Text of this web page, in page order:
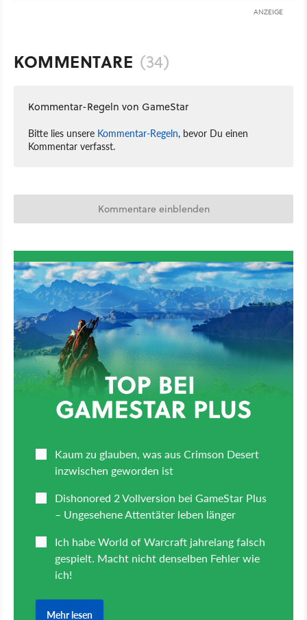
ANZEIGE
KOMMENTARE (34)
Kommentar-Regeln von GameStar
Bitte lies unsere Kommentar-Regeln, bevor Du einen
Kommentar verfasst.
Kommentare einblenden